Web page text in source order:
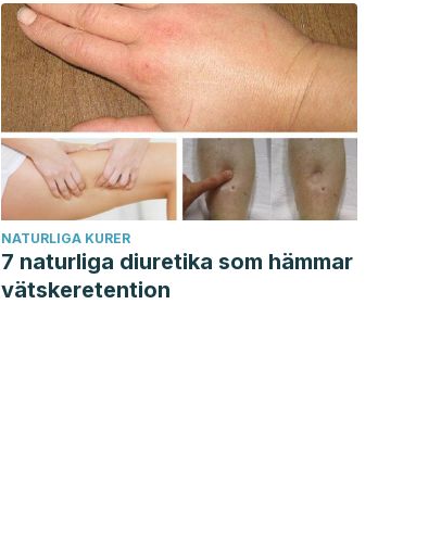
NATURLIGA KURER
7 naturliga diuretika som hämmar
vätskeretention